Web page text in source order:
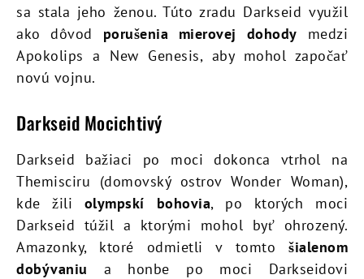
sa stala jeho ženou. Túto zradu Darkseid využil
ako dôvod porušenia mierovej dohody medzi
Apokolips a New Genesis, aby mohol započať
novú vojnu.
Darkseid Mocichtivý
Darkseid bažiaci po moci dokonca vtrhol na
Themisciru (domovský ostrov Wonder Woman),
kde žili olympskí bohovia, po ktorých moci
Darkseid túžil a ktorými mohol byť ohrozený.
Amazonky, ktoré odmietli v tomto šialenom
dobývaniu a honbe po moci Darkseidovi